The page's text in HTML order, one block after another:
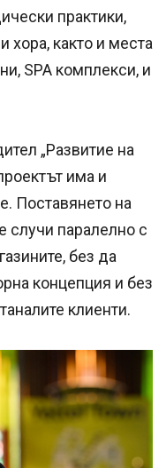
практики,
хора, както и места
SPA комплекси, и
„Развитие на
има и
Поставянето на
случи паралелно с
без да
концепция и без
клиенти.